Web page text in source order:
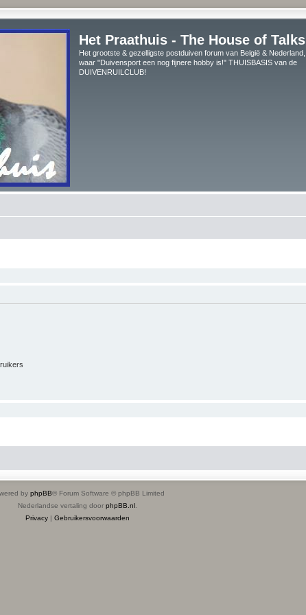
Het Praathuis - The House of Talks
Het grootste & gezelligste postduiven forum van België & Nederland,
waar "Duivensport een nog fijnere hobby is!" THUISBASIS van de
DUIVENRUILCLUB!
by phpBB® Forum Software © phpBB Limited
Nederlandse vertaling door phpBB.nl
Privacy | Gebruikersvoorwaarden